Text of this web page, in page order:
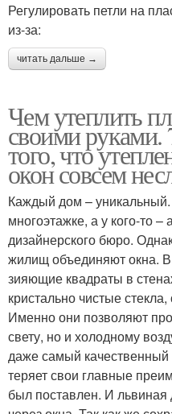
Регулировать петли на
из-за:
читать дальше →
Чем утеплить
своими руками.
того, что
окон совсем
Каждый дом – уникальный.
многоэтажке, а у кого-то
дизайнерского бюро.
жилищ объединяют окна.
зияющие квадраты в
кристально чистые
Именно они позволяют
свету, но и холодному
даже самый
теряет свои главные
был поставлен. И